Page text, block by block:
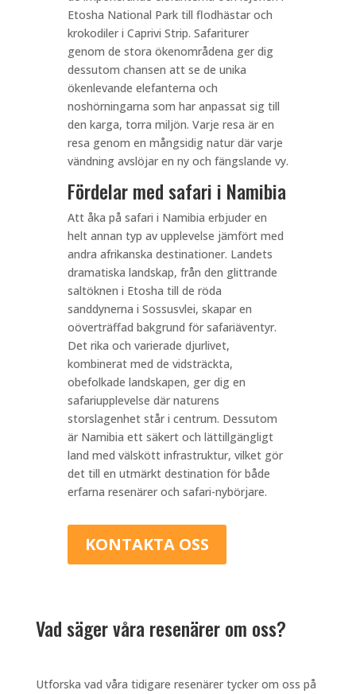
Etosha National Park till flodhästar och
krokodiler i Caprivi Strip. Safariturer
genom de stora ökenområdena ger dig
dessutom chansen att se de unika
ökenlevande elefanterna och
noshörningarna som har anpassat sig till
den karga, torra miljön. Varje resa är en
resa genom en mångsidig natur där varje
vändning avslöjar en ny och fängslande vy.
Fördelar med safari i Namibia
Att åka på safari i Namibia erbjuder en
helt annan typ av upplevelse jämfört med
andra afrikanska destinationer. Landets
dramatiska landskap, från den glittrande
saltöknen i Etosha till de röda
sanddynerna i Sossusvlei, skapar en
oöverträffad bakgrund för safariäventyr.
Det rika och varierade djurlivet,
kombinerat med de vidsträckta,
obefolkade landskapen, ger dig en
safariupplevelse där naturens
storslagenhet står i centrum. Dessutom
är Namibia ett säkert och lättillgängligt
land med välskött infrastruktur, vilket gör
det till en utmärkt destination för både
erfarna resenärer och safari-nybörjare.
KONTAKTA OSS
Vad säger våra resenärer om oss?
Utforska vad våra tidigare resenärer tycker om oss på